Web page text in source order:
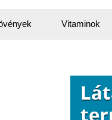
Vitaminok